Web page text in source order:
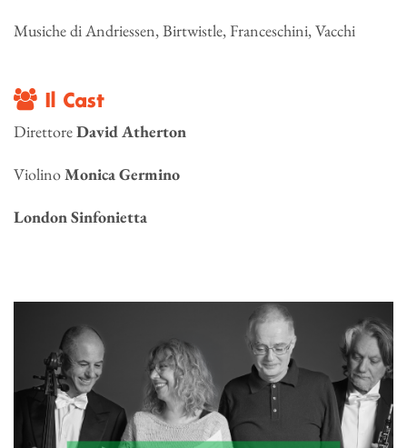
Musiche di Andriessen, Birtwistle, Franceschini, Vacchi
Il Cast
DirettoreDavid Atherton
ViolinoMonica Germino
London Sinfonietta